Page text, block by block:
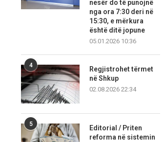
nesër do të punojnë
nga ora 7:30 deri në
15:30, e mërkura
është ditë jopune
05.01.2026 10:36
4
Regjistrohet tërmet
në Shkup
02.08.2026 22:34
5
Editorial / Priten
reforma në sistemin